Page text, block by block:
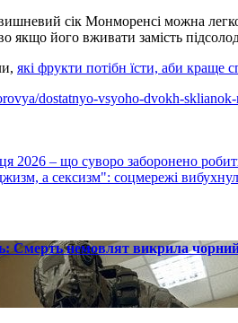
сік Монморенсі можна
якщо його вживати замість
які фрукти потібн їсти, аби краще
dostatnyo-vsyoho-dvokh-
2026 – що суворо заборонено
а сексизм": соцмережі
Смерть немовлят викрила чорний